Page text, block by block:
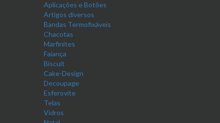
Aplicações e Botões
Artigos diversos
Bandas Termofixáveis
Chacotas
Marfinites
Faiança
Biscuit
Cake-Design
Decoupage
Esferovite
Telas
Vidros